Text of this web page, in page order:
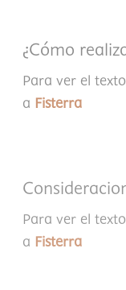
¿Cómo
Para ver el
a Fisterra
Para ver el
a Fisterra